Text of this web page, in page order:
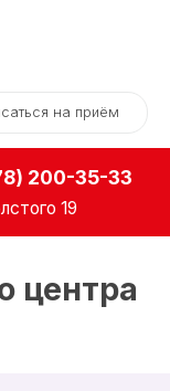
на приём
200-35-33
19
центра